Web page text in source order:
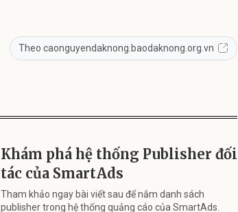
Theo caonguyendaknong.baodaknong.org.vn
Khám phá hệ thống Publisher đối
tác của SmartAds
Tham khảo ngay bài viết sau để nắm danh sách
publisher trong hệ thống quảng cáo của SmartAds.